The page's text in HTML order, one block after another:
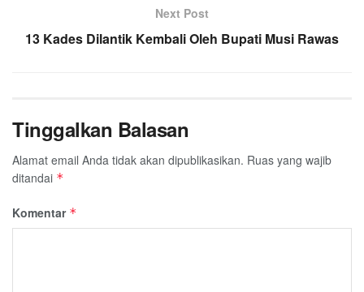
Next Post
13 Kades Dilantik Kembali Oleh Bupati Musi Rawas
Tinggalkan Balasan
Alamat email Anda tidak akan dipublikasikan. Ruas yang wajib
ditandai *
Komentar *